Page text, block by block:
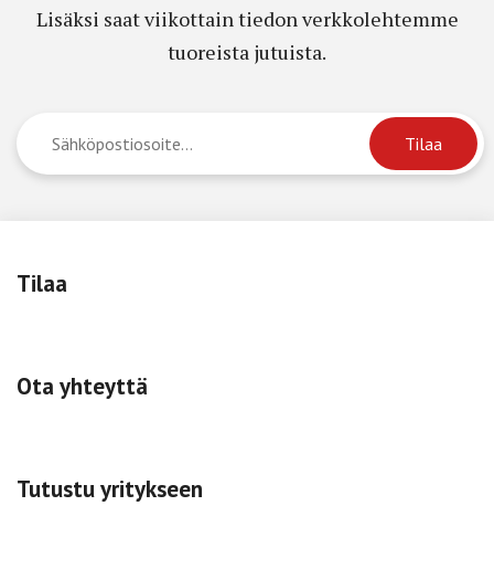
Lisäksi saat viikottain tiedon verkkolehtemme
tuoreista jutuista.
Tilaa
Ota yhteyttä
Tutustu yritykseen